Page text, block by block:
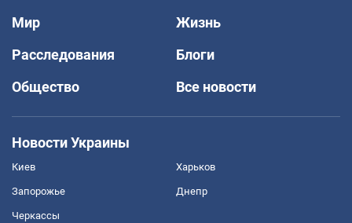
Мир
Жизнь
Расследования
Блоги
Общество
Все новости
Новости Украины
Киев Харьков
Запорожье Днепр
Черкассы